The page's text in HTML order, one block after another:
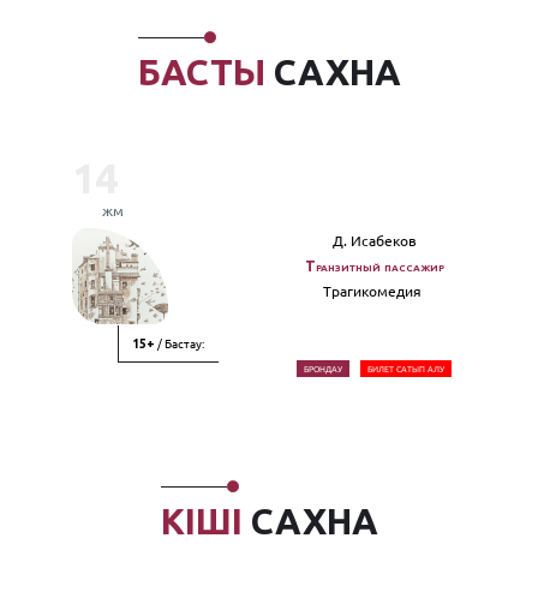
БАСТЫ САХНА
жм
15+ / Бастау:
Д. Исабеков
Транзитный пассажир
Трагикомедия
БРОНДАУ БИЛЕТ САТЫП АЛУ
КІШІ САХНА